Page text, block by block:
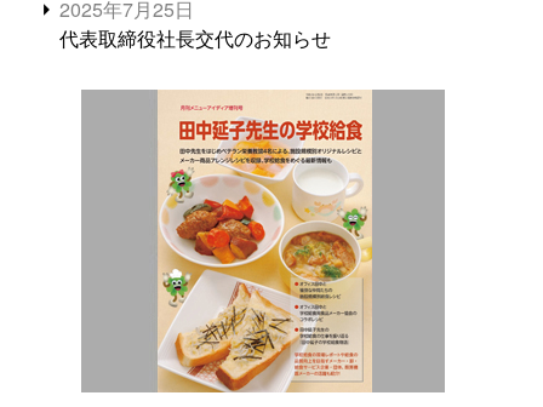
2025年7月25日
代表取締役社長交代のお知らせ